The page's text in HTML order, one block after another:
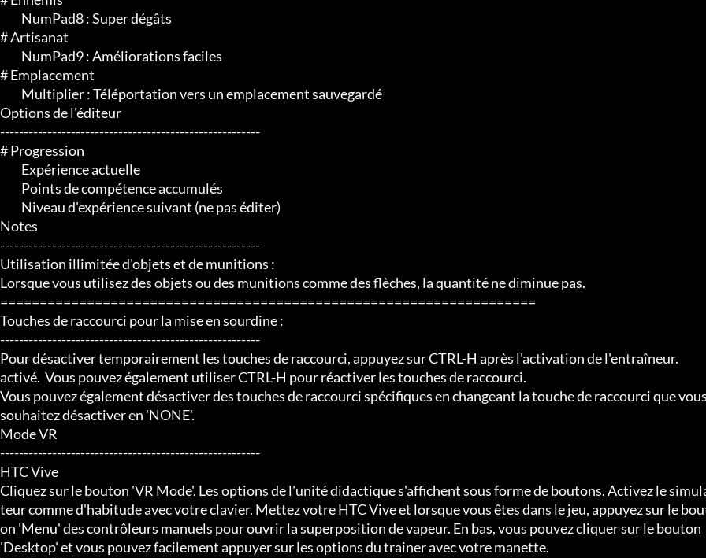
# Artisanat
# Emplacement
Options de l'éditeur
-------------------------------------------------------
# Progression
Notes
-------------------------------------------------------
Utilisation illimitée d'objets et de munitions :
Lorsque vous utilisez des objets ou des munitions comme des flèches, la quantité ne diminue pas.
====================================================================
Touches de raccourci pour la mise en sourdine :
-------------------------------------------------------
Pour désactiver temporairement les touches de raccourci, appuyez sur CTRL-H après l'activation de l'entraîneur.
activé.  Vous pouvez également utiliser CTRL-H pour réactiver les touches de raccourci.
Vous pouvez également désactiver des touches de raccourci spécifiques en changeant la touche de raccourci que vous
souhaitez désactiver en 'NONE'.
Mode VR
-------------------------------------------------------
HTC Vive
Cliquez sur le bouton 'VR Mode'. Les options de l'unité didactique s'affichent sous forme de boutons. Activez le
teur comme d'habitude avec votre clavier. Mettez votre HTC Vive et lorsque vous êtes dans le jeu, appuyez sur le
on 'Menu' des contrôleurs manuels pour ouvrir la superposition de vapeur. En bas, vous pouvez cliquer sur le bouton
'Desktop' et vous pouvez facilement appuyer sur les options du trainer avec votre manette.